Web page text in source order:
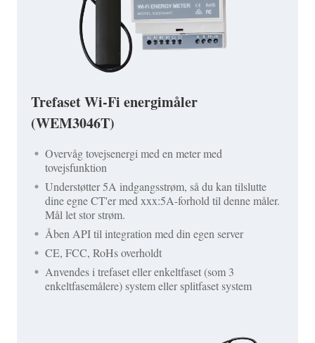
Trefaset Wi-Fi energimåler
(WEM3046T)
Overvåg tovejsenergi med en meter med
tovejsfunktion
Understøtter 5A indgangsstrøm, så du kan tilslutte
dine egne CT'er med xxx:5A-forhold til denne måler.
Mål let stor strøm.
Åben API til integration med din egen server
CE, FCC, RoHs overholdt
Anvendes i trefaset eller enkeltfaset (som 3
enkeltfasemålere) system eller splitfaset system